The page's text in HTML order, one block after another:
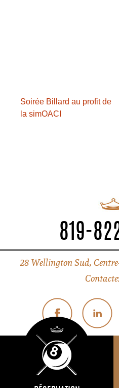
Soirée Billard au profit de
la simOACI
819-
28 Wellington Sud,
© Tous droits réservés
Politique de